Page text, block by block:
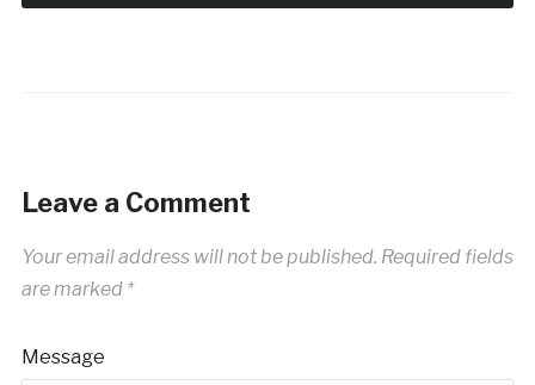
Leave a Comment
Your email address will not be published. Required fields
are marked *
Message